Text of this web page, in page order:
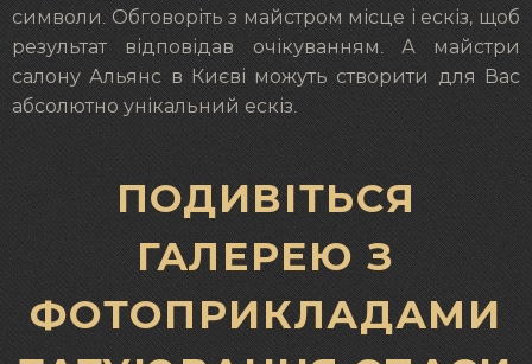
символи. Обговоріть з майстром місце і ескіз, щоб
результат відповідав очікуванням. А майстри
салону Альянс в Києві можуть створити для Вас
абсолютно унікальний ескіз.
ПОДИВІТЬСЯ
ГАЛЕРЕЮ З
ФОТОПРИКЛАДАМИ